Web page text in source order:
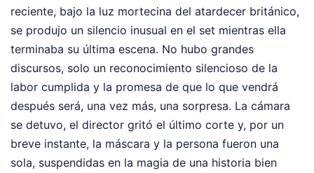
reciente, bajo la luz mortecina del atardecer británico,
se produjo un silencio inusual en el set mientras ella
terminaba su última escena. No hubo grandes
discursos, solo un reconocimiento silencioso de la
labor cumplida y la promesa de que lo que vendrá
después será, una vez más, una sorpresa. La cámara
se detuvo, el director gritó el último corte y, por un
breve instante, la máscara y la persona fueron una
sola, suspendidas en la magia de una historia bien